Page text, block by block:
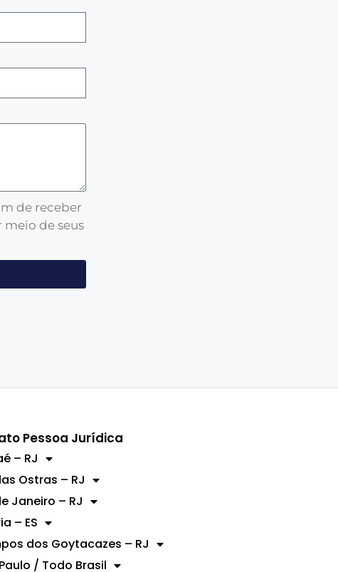
de receber
de seus
Pessoa Jurídica
– RJ
Ostras – RJ
Janeiro – RJ
– ES
dos Goytacazes – RJ
/ Todo Brasil